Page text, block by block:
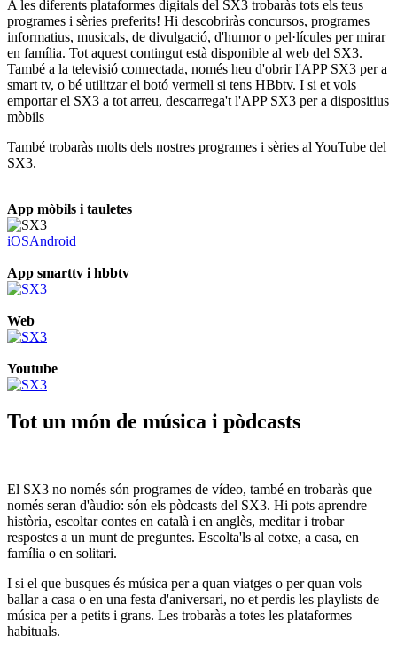
A les diferents plataformes digitals del SX3 trobaràs tots els teus
programes i sèries preferits! Hi descobriràs concursos, programes
informatius, musicals, de divulgació, d'humor o pel·lícules per mirar
en família. Tot aquest contingut està disponible al web del SX3.
També a la televisió connectada, només heu d'obrir l'APP SX3 per a
smart tv, o bé utilitzar el botó vermell si tens HBbtv. I si et vols
emportar el SX3 a tot arreu, descarrega't l'APP SX3 per a dispositius
mòbils
També trobaràs molts dels nostres programes i sèries al YouTube del
SX3.
App mòbils i tauletes
iOSAndroid
App smarttv i hbbtv
Web
Youtube
Tot un món de música i pòdcasts
El SX3 no només són programes de vídeo, també en trobaràs que
només seran d'àudio: són els pòdcasts del SX3. Hi pots aprendre
història, escoltar contes en català i en anglès, meditar i trobar
respostes a un munt de preguntes. Escolta'ls al cotxe, a casa, en
família o en solitari.
I si el que busques és música per a quan viatges o per quan vols
ballar a casa o en una festa d'aniversari, no et perdis les playlists de
música per a petits i grans. Les trobaràs a totes les plataformes
habituals.